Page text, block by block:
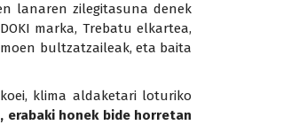
lanaren zilegitasuna denek
marka, Trebatu elkartea,
bultzatzaileak, eta baita
klima aldaketari loturiko
erabaki honek bide horretan